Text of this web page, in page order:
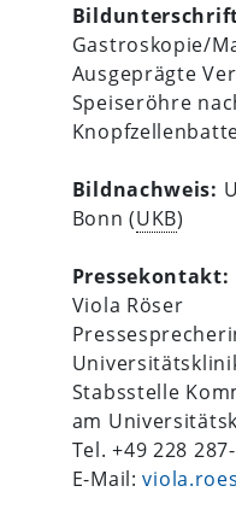
Gastroskopie/
Ausgeprägte
Speiseröhre
Bildnachweis:
Bonn (UKB)
Pressekontakt:
Viola Röser
Stabsstelle
am
Tel. +49 228
E-Mail: